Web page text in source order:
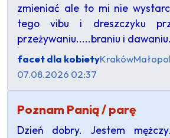
zmieniać ale to mi nie
tego vibu i dreszczyku
przeżywaniu.....braniu i
facet dla kobietyKraków
07.08.2026 02:37
Poznam Panią / parę
Dzień dobry. Jestem